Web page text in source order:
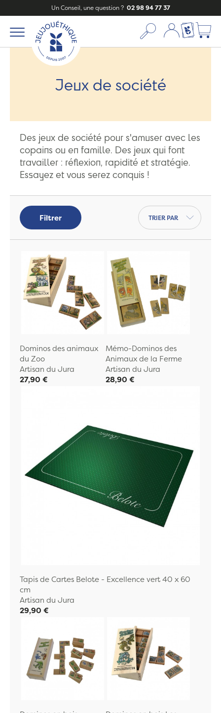
Un Conseil, une question ? 02 98 94 77 37
Mon compte
Ma liste
Jeux de société
Des jeux de société pour s'amuser avec les
copains ou en famille. Des jeux qui font
travailler : réflexion, rapidité et stratégie.
Essayez et vous serez conquis !
Filtrer
Trier par
Dominos des animaux
du Zoo
Artisan du Jura
27,90 €
Mémo-Dominos des
Animaux de la Ferme
Artisan du Jura
28,90 €
Tapis de Cartes Belote - Excellence vert 40 x 60
cm
Artisan du Jura
29,90 €